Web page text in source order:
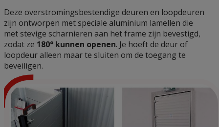
Deze overstromingsbestendige deuren en loopdeuren
zijn ontworpen met speciale aluminium lamellen die
met stevige scharnieren aan het frame zijn bevestigd,
zodat ze 180° kunnen openen. Je hoeft de deur of
loopdeur alleen maar te sluiten om de toegang te
beveiligen.